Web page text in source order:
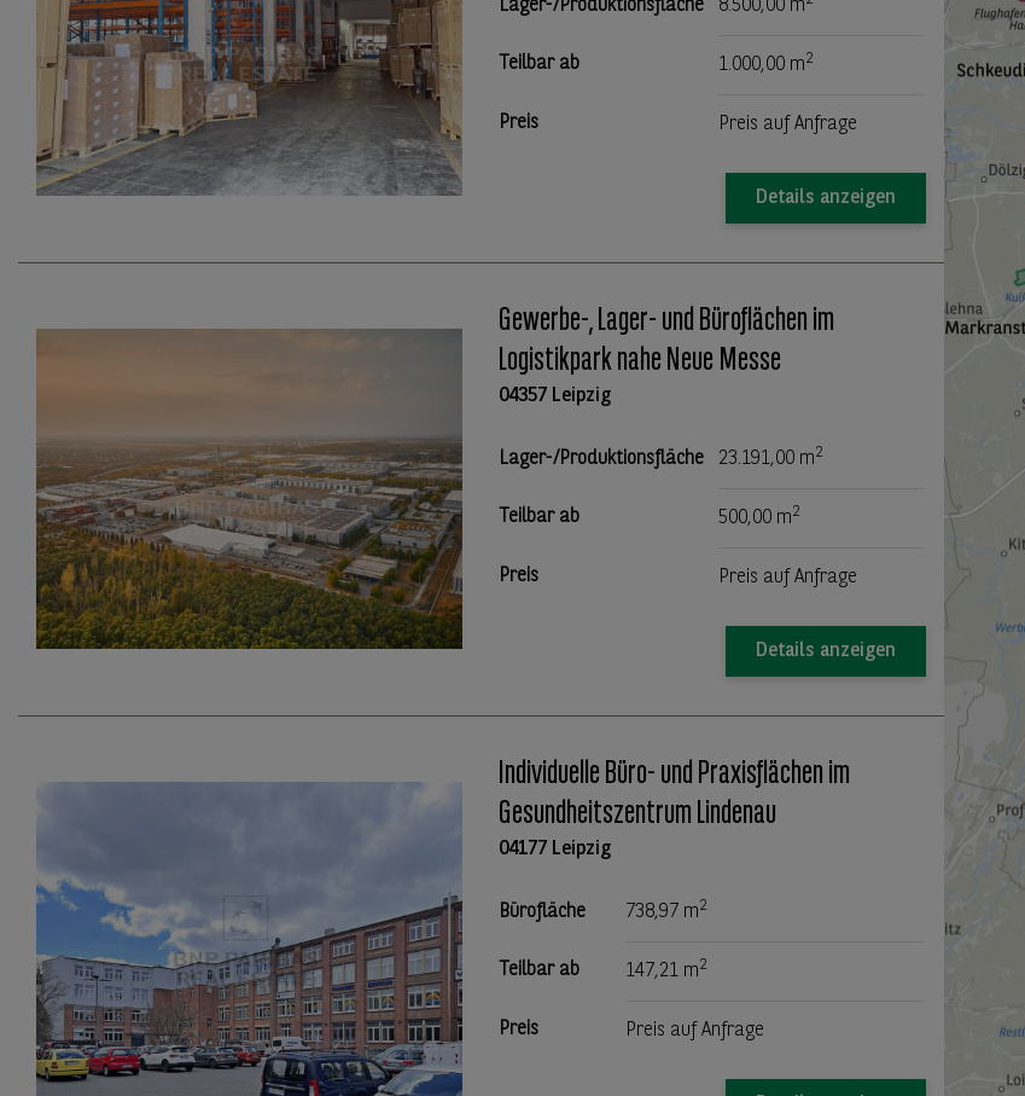
Lager-/Produktionsfläche 8.500,00 m
Teilbar ab 1.000,00 m2
Preis Preis auf Anfrage
Details anzeigen
Gewerbe-, Lager- und Büroflächen im
Logistikpark nahe Neue Messe
04357 Leipzig
Lager-/Produktionsfläche 23.191,00 m2
Teilbar ab 500,00 m2
Preis Preis auf Anfrage
Details anzeigen
Individuelle Büro- und Praxisflächen im
Gesundheitszentrum Lindenau
04177 Leipzig
Bürofläche 738,97 m2
Teilbar ab 147,21 m2
Preis Preis auf Anfrage